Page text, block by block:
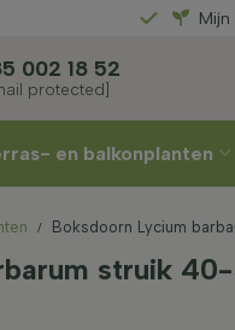
Gratis
002 18 52
protected]
en balkonplanten
Boksdoorn Lycium
struik